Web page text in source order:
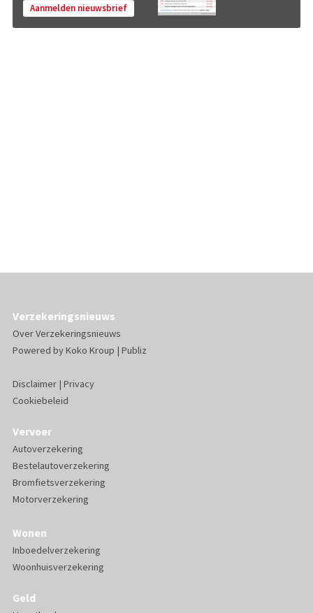
Aanmelden nieuwsbrief
Verzekeringsnieuws
Over Verzekeringsnieuws
Powered byKoko Kroup | Publiz
Disclaimer| Privacy
Cookiebeleid
Vervoer
Autoverzekering
Bestelautoverzekering
Bromfietsverzekering
Motorverzekering
Wonen
Inboedelverzekering
Woonhuisverzekering
Geld